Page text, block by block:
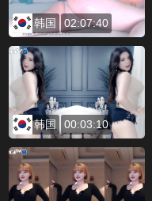
韩国 02:07:40
韩国 00:03:10